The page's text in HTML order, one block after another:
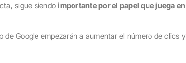
sigue siendoimportante por el papel que juega en
Google empezarán a aumentar el número de clics y